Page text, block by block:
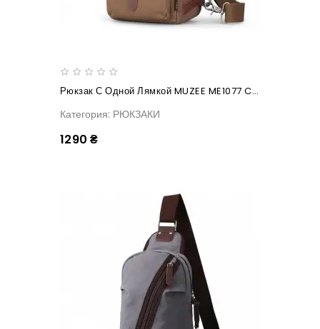
Рюкзак С Одной Лямкой MUZEE ME1077 Coffee
Категория: РЮКЗАКИ
1290 ₴